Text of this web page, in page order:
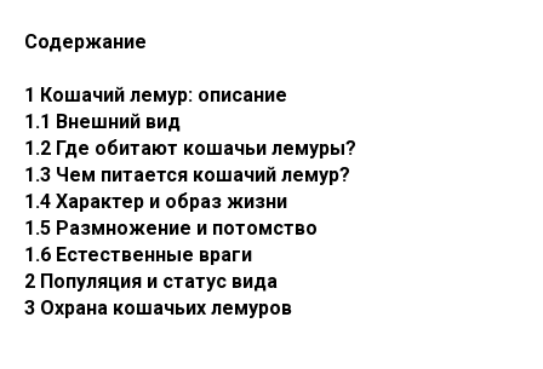
Содержание
1 Кошачий лемур: описание
1.1 Внешний вид
1.2 Где обитают кошачьи лемуры?
1.3 Чем питается кошачий лемур?
1.4 Характер и образ жизни
1.5 Размножение и потомство
1.6 Естественные враги
2 Популяция и статус вида
3 Охрана кошачьих лемуров